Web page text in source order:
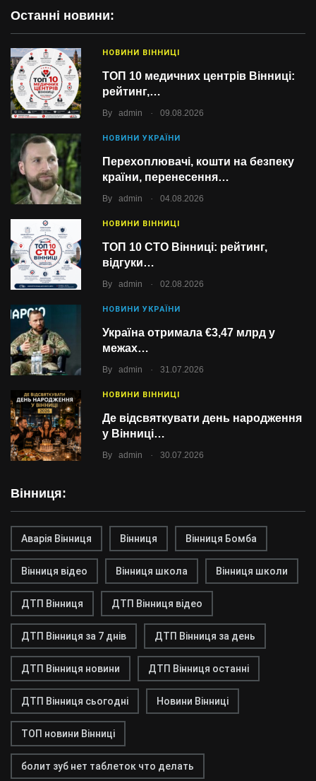
Останні новини:
НОВИНИ ВІННИЦІ
ТОП 10 медичних центрів Вінниці:
рейтинг,…
By admin . 09.08.2026
НОВИНИ УКРАЇНИ
Перехоплювачі, кошти на безпеку
країни, перенесення…
By admin . 04.08.2026
НОВИНИ ВІННИЦІ
ТОП 10 СТО Вінниці: рейтинг,
відгуки…
By admin . 02.08.2026
НОВИНИ УКРАЇНИ
Україна отримала €3,47 млрд у
межах…
By admin . 31.07.2026
НОВИНИ ВІННИЦІ
Де відсвяткувати день народження
у Вінниці…
By admin . 30.07.2026
Вінниця:
Аварія Вінниця Вінниця Вінниця Бомба
Вінниця відео Вінниця школа Вінниця школи
ДТП Вінниця ДТП Вінниця відео
ДТП Вінниця за 7 днів ДТП Вінниця за день
ДТП Вінниця новини ДТП Вінниця останні
ДТП Вінниця сьогодні Новини Вінниці
ТОП новини Вінниці
болит зуб нет таблеток что делать